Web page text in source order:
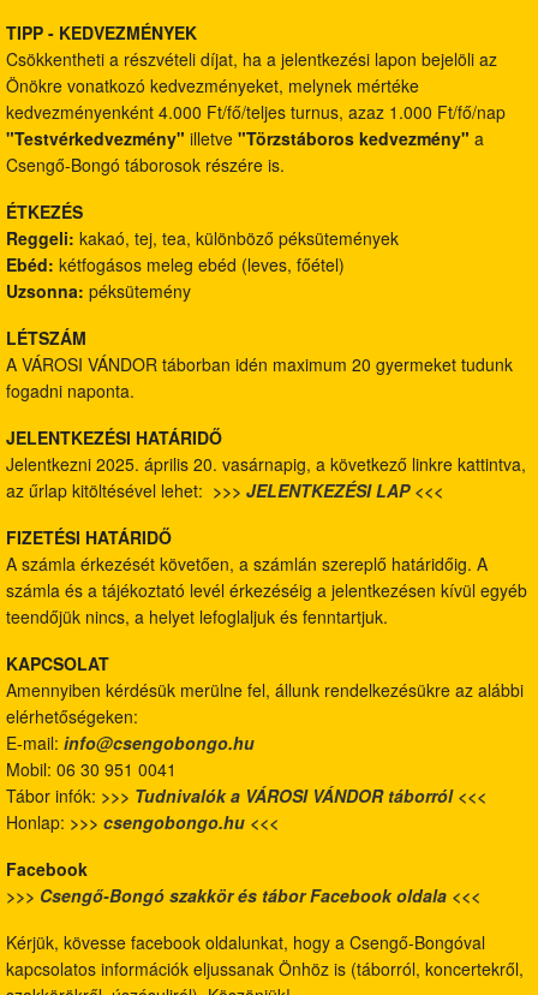
TIPP - KEDVEZMÉNYEK
Csökkentheti a részvételi díjat, ha a jelentkezési lapon bejelöli az
Önökre vonatkozó kedvezményeket, melynek mértéke
kedvezményenként 4.000 Ft/fő/teljes turnus, azaz 1.000 Ft/fő/nap
"Testvérkedvezmény" illetve "Törzstáboros kedvezmény" a
Csengő-Bongó táborosok részére is.
ÉTKEZÉS
Reggeli: kakaó, tej, tea, különböző péksütemények
Ebéd: kétfogásos meleg ebéd (leves, főétel)
Uzsonna: péksütemény
LÉTSZÁM
A VÁROSI VÁNDOR táborban idén maximum 20 gyermeket tudunk
fogadni naponta.
JELENTKEZÉSI HATÁRIDŐ
Jelentkezni 2025. április 20. vasárnapig, a következő linkre kattintva,
az űrlap kitöltésével lehet: >>> JELENTKEZÉSI LAP <<<
FIZETÉSI HATÁRIDŐ
A számla érkezését követően, a számlán szereplő határidőig. A
számla és a tájékoztató levél érkezéséig a jelentkezésen kívül egyéb
teendőjük nincs, a helyet lefoglaljuk és fenntartjuk.
KAPCSOLAT
Amennyiben kérdésük merülne fel, állunk rendelkezésükre az alábbi
elérhetőségeken:
E-mail: info@csengobongo.hu
Mobil: 06 30 951 0041
Tábor infók: >>> Tudnivalók a VÁROSI VÁNDOR táborról <<<
Honlap: >>> csengobongo.hu <<<
Facebook
>>> Csengő-Bongó szakkör és tábor Facebook oldala <<<
Kérjük, kövesse facebook oldalunkat, hogy a Csengő-Bongóval
kapcsolatos információk eljussanak Önhöz is (táborról, koncertekről,